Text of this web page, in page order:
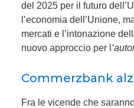
del 2025 per il futuro
l’economia dell’Unione,
mercati e l’intonazione
nuovo approccio per l
Commerzbank
Fra le vicende che